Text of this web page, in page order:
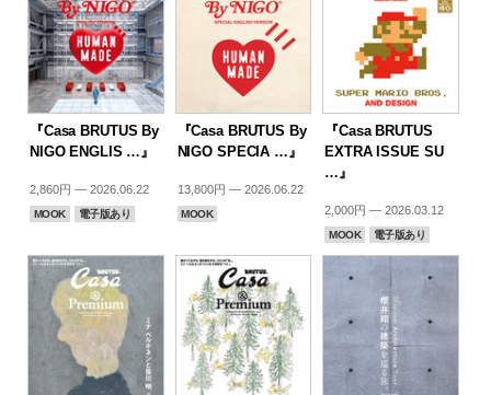
『Casa BRUTUS By
NIGO ENGLIS …』
2,860円 — 2026.06.22
MOOK 電子版あり
『Casa BRUTUS By
NIGO SPECIA …』
13,800円 — 2026.06.22
MOOK
『Casa BRUTUS
EXTRA ISSUE SU
…』
2,000円 — 2026.03.12
MOOK 電子版あり